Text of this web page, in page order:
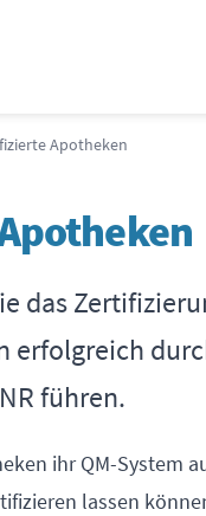
Apotheken
das
erfolgreich
führen.
ihr QM-System
lassen